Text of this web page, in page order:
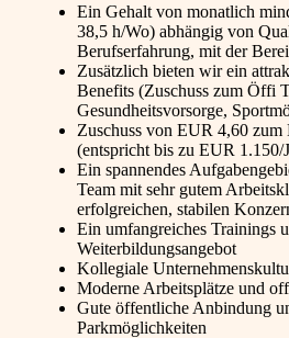
Ein Gehalt von monatlich
38,5 h/Wo) abhängig von
Berufserfahrung, mit der
Zusätzlich bieten wir ein
Benefits (Zuschuss zum Öffi
Gesundheitsvorsorge,
Zuschuss von EUR 4,60 zum
(entspricht bis zu EUR 1.150/
Ein spannendes
Team mit sehr gutem
erfolgreichen, stabilen
Ein umfangreiches Trainings
Weiterbildungsangebot
Kollegiale
Moderne Arbeitsplätze und
Gute öffentliche Anbindung
Parkmöglichkeiten